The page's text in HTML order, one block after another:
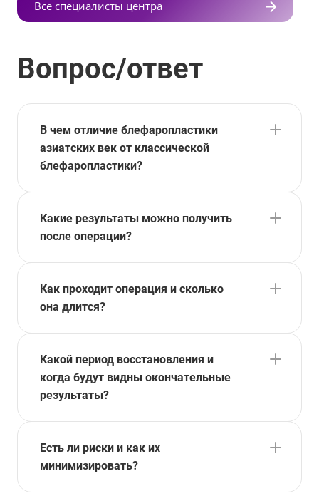
Все специалисты центра
Вопрос/ответ
В чем отличие блефаропластики
азиатских век от классической
блефаропластики?
Какие результаты можно получить
после операции?
Как проходит операция и сколько
она длится?
Какой период восстановления и
когда будут видны окончательные
результаты?
Есть ли риски и как их
минимизировать?